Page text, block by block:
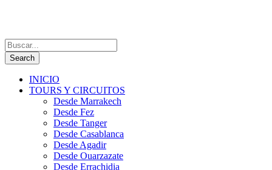
INICIO
TOURS Y CIRCUITOS
Desde Marrakech
Desde Fez
Desde Tanger
Desde Casablanca
Desde Agadir
Desde Ouarzazate
Desde Errachidia